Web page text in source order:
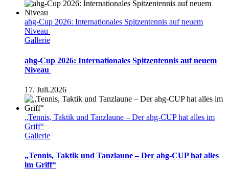
ahg-Cup 2026: Internationales Spitzentennis auf neuem
Niveau
Gallerie
ahg-Cup 2026: Internationales Spitzentennis auf neuem
Niveau
17. Juli.2026
„Tennis, Taktik und Tanzlaune – Der ahg-CUP hat alles im
Griff“
Gallerie
„Tennis, Taktik und Tanzlaune – Der ahg-CUP hat alles
im Griff“